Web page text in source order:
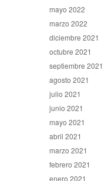
mayo 2022
marzo 2022
diciembre 2021
octubre 2021
septiembre 2021
agosto 2021
julio 2021
junio 2021
mayo 2021
abril 2021
marzo 2021
febrero 2021
enero 2021